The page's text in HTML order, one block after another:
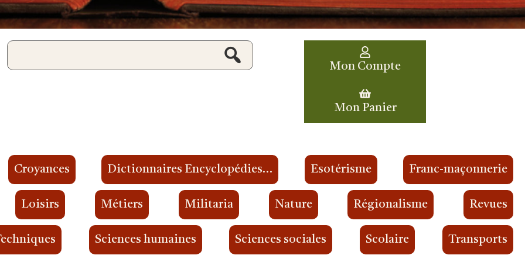
Mon Compte
Mon Panier
Croyances Dictionnaires Encyclopédies… Esotérisme Franc-maçonnerie
Loisirs Métiers Militaria Nature Régionalisme Revues
Sciences humaines Sciences sociales Scolaire Transports